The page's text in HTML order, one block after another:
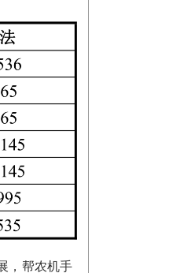
，帮农机手